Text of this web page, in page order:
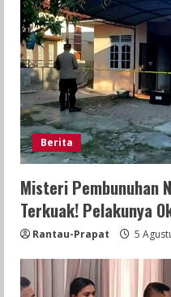
Berita
Misteri Pembunuhan
Terkuak! Pelakunya
Rantau-Prapat 5